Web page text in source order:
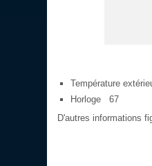
Température
Horloge 67
D'autres informations